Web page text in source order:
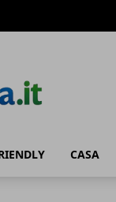
CASA